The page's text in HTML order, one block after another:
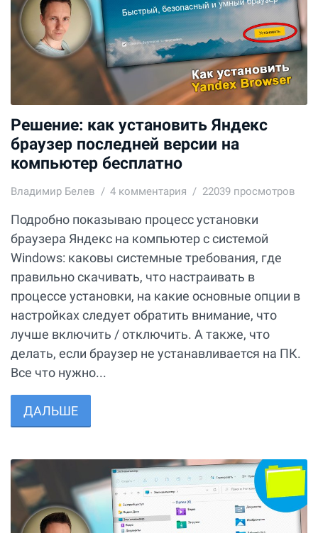
Решение: как установить Яндекс
браузер последней версии на
компьютер бесплатно
Владимир Белев 4 комментария 22039 просмотров
Подробно показываю процесс установки
браузера Яндекс на компьютер с системой
Windows: каковы системные требования, где
правильно скачивать, что настраивать в
процессе установки, на какие основные опции в
настройках следует обратить внимание, что
лучше включить / отключить. А также, что
делать, если браузер не устанавливается на ПК.
Все что нужно...
ДАЛЬШЕ